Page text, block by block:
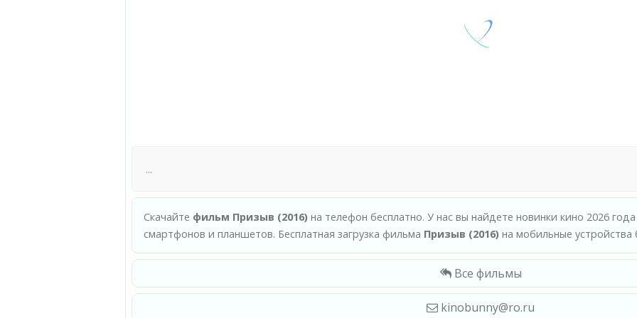
Скачайте фильм Призыв (2016) на телефон бесплатно. У нас вы найдете новинки кино 2026
смартфонов и планшетов. Бесплатная загрузка фильма Призыв (2016) на мобильные устройства
Все фильмы
kinobunny@ro.ru